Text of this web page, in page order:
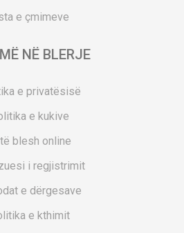
e çmimeve
NË BLERJE
e privatësisë
e kukive
blesh online
i regjistrimit
e dërgesave
e kthimit